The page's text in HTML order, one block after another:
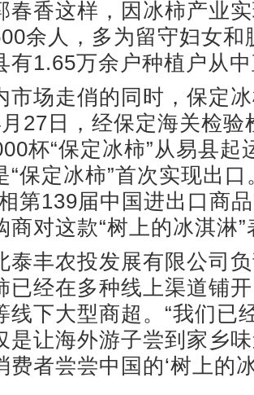
香这样，因冰柿产业实
余人，多为留守妇女和
有1.65万余户种植户从
场走俏的同时，保定冰
27日，经保定海关检验
杯“保定冰柿”从易县起
“保定冰柿”首次实现出
第139届中国进出口商
商对这款“树上的冰淇淋
丰农投发展有限公司负
已经在多种线上渠道铺
线下大型商超。“我们已
是让海外游子尝到家乡
费者尝尝中国的‘树上的